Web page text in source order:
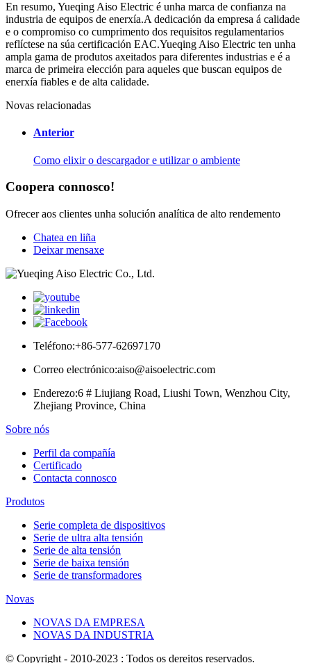
En resumo, Yueqing Aiso Electric é unha marca de confianza na
industria de equipos de enerxía.A dedicación da empresa á calidade
e o compromiso co cumprimento dos requisitos regulamentarios
reflíctese na súa certificación EAC.Yueqing Aiso Electric ten unha
ampla gama de produtos axeitados para diferentes industrias e é a
marca de primeira elección para aqueles que buscan equipos de
enerxía fiables e de alta calidade.
Novas relacionadas
Anterior
Como elixir o descargador e utilizar o ambiente
Coopera connosco!
Ofrecer aos clientes unha solución analítica de alto rendemento
Chatea en liña
Deixar mensaxe
Teléfono:+86-577-62697170
Correo electrónico:aiso@aisoelectric.com
Enderezo:6 # Liujiang Road, Liushi Town, Wenzhou City,
Zhejiang Province, China
Sobre nós
Perfil da compañía
Certificado
Contacta connosco
Produtos
Serie completa de dispositivos
Serie de ultra alta tensión
Serie de alta tensión
Serie de baixa tensión
Serie de transformadores
Novas
NOVAS DA EMPRESA
NOVAS DA INDUSTRIA
© Copyright - 2010-2023 : Todos os dereitos reservados.